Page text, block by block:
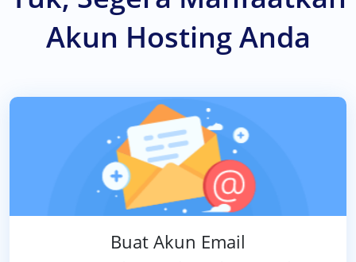
Akun Hosting Anda
Buat Akun Email